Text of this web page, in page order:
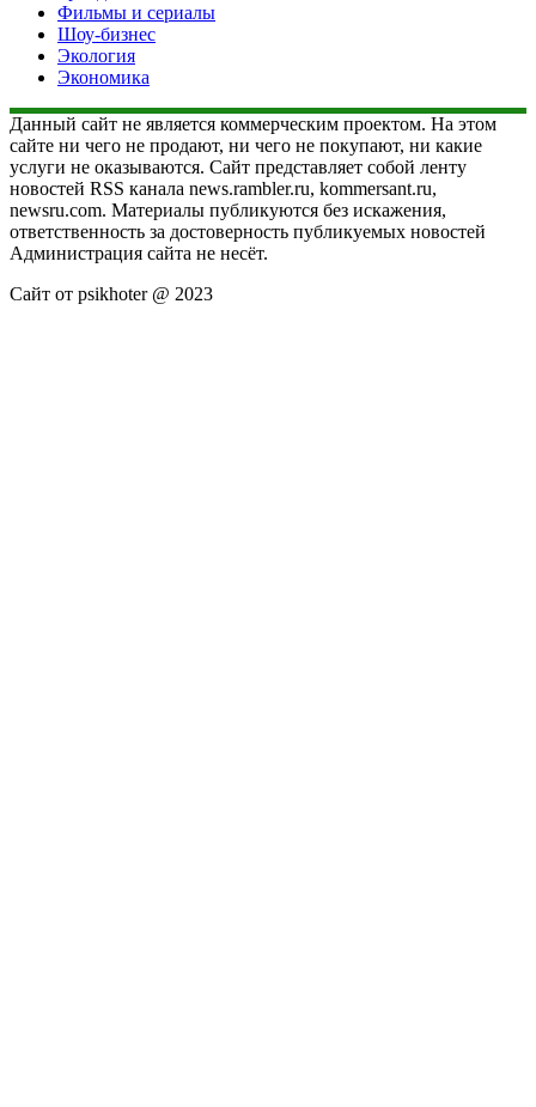
Фильмы и сериалы
Шоу-бизнес
Экология
Экономика
Данный сайт не является коммерческим проектом. На этом
сайте ни чего не продают, ни чего не покупают, ни какие
услуги не оказываются. Сайт представляет собой ленту
новостей RSS канала news.rambler.ru, kommersant.ru,
newsru.com. Материалы публикуются без искажения,
ответственность за достоверность публикуемых новостей
Администрация сайта не несёт.
Сайт от psikhoter @ 2023